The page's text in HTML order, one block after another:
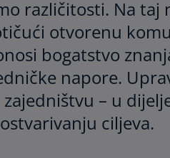
b
w
t
a
različitosti. Na taj
otvorenu
bogatstvo
napore.
– u
ciljeva.